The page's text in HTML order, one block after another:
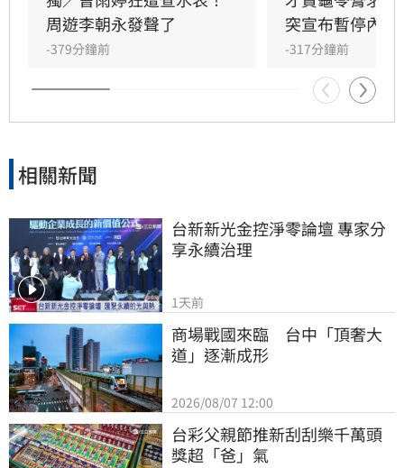
周遊李朝永發聲了
-379分鐘前
突宣布暫停內幕
-317分鐘前
相關新聞
台新新光金控淨零論壇 專家分
享永續治理
1天前
商場戰國來臨　台中「頂奢大
道」逐漸成形
2026/08/07 12:00
台彩父親節推新刮刮樂千萬頭
獎超「爸」氣